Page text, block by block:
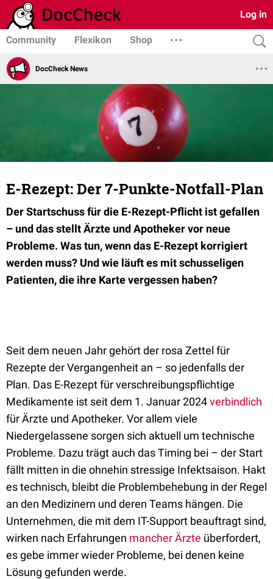
Log in
Community Flexikon Shop
DocCheck News
E-Rezept: Der 7-Punkte-Notfall-Plan
Der Startschuss für die E-Rezept-Pflicht ist gefallen
– und das stellt Ärzte und Apotheker vor neue
Probleme. Was tun, wenn das E-Rezept korrigiert
werden muss? Und wie läuft es mit schusseligen
Patienten, die ihre Karte vergessen haben?
Seit dem neuen Jahr gehört der rosa Zettel für
Rezepte der Vergangenheit an – so jedenfalls der
Plan. Das E-Rezept für verschreibungspflichtige
Medikamente ist seit dem 1. Januar 2024verbindlich
für Ärzte und Apotheker. Vor allem viele
Niedergelassene sorgen sich aktuell um technische
Probleme. Dazu trägt auch das Timing bei – der Start
fällt mitten in die ohnehin stressige Infektsaison. Hakt
es technisch, bleibt die Problembehebung in der Regel
an den Medizinern und deren Teams hängen. Die
Unternehmen, die mit dem IT-Support beauftragt sind,
wirken nach Erfahrungen mancher Ärzte überfordert,
es gebe immer wieder Probleme, bei denen keine
Lösung gefunden werde.